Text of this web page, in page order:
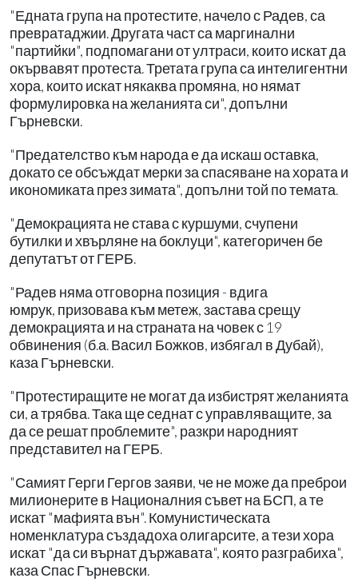
"Едната група на протестите, начело с Радев, са
превратаджии. Другата част са маргинални
"партийки", подпомагани от ултраси, които искат да
окървавят протеста. Третата група са интелигентни
хора, които искат някаква промяна, но нямат
формулировка на желанията си", допълни
Гърневски.
"Предателство към народа е да искаш оставка,
докато се обсъждат мерки за спасяване на хората и
икономиката през зимата", допълни той по темата.
"Демокрацията не става с куршуми, счупени
бутилки и хвърляне на боклуци", категоричен бе
депутатът от ГЕРБ.
"Радев няма отговорна позиция - вдига
юмрук, призовава към метеж, застава срещу
демокрацията и на страната на човек с 19
обвинения (б.а. Васил Божков, избягал в Дубай),
каза Гърневски.
"Протестиращите не могат да избистрят желанията
си, а трябва. Така ще седнат с управляващите, за
да се решат проблемите", разкри народният
представител на ГЕРБ.
"Самият Герги Гергов заяви, че не може да преброи
милионерите в Националния съвет на БСП, а те
искат "мафията вън". Комунистическата
номенклатура създадоха олигарсите, а тези хора
искат "да си върнат държавата", която разграбиха",
каза Спас Гърневски.